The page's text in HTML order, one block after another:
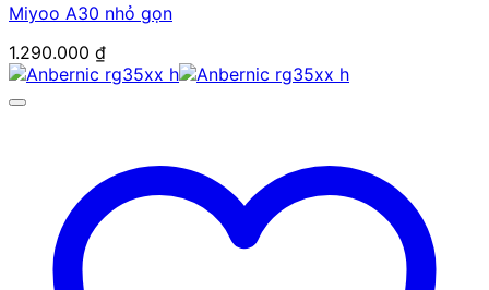
Miyoo A30 nhỏ gọn
1.290.000 ₫